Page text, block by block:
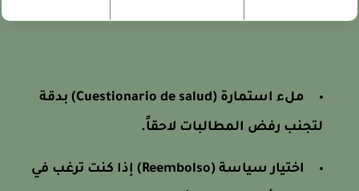
ملء استمارة (Cuestionario de salud) بدقة
لتجنب رفض المطالبات لاحقاً.
اختيار سياسة (Reembolso) إذا كنت ترغب في